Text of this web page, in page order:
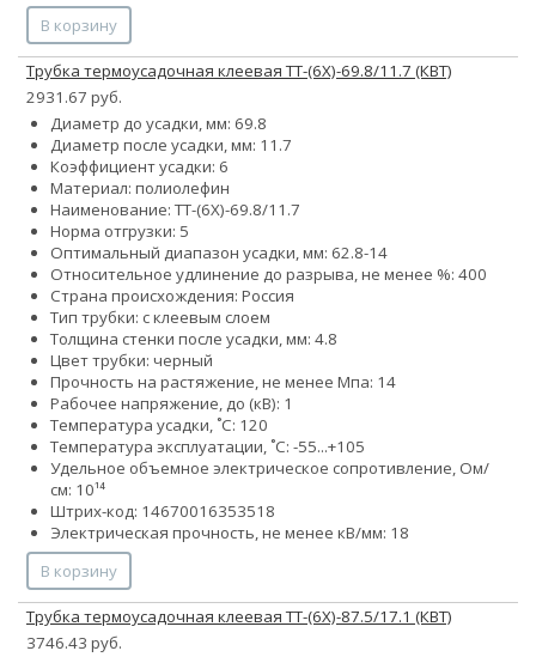
В корзину
Трубка термоусадочная клеевая ТТ-(6Х)-69.8/11.7 (КВТ)
2931.67 руб.
Диаметр до усадки, мм: 69.8
Диаметр после усадки, мм: 11.7
Коэффициент усадки: 6
Материал: полиолефин
Наименование: ТТ-(6Х)-69.8/11.7
Норма отгрузки: 5
Оптимальный диапазон усадки, мм: 62.8-14
Относительное удлинение до разрыва, не менее %: 400
Страна происхождения: Россия
Тип трубки: с клеевым слоем
Толщина стенки после усадки, мм: 4.8
Цвет трубки: черный
Прочность на растяжение, не менее Мпа: 14
Рабочее напряжение, до (кВ): 1
Температура усадки, ˚С: 120
Температура эксплуатации, ˚С: -55...+105
Удельное объемное электрическое сопротивление, Ом/
см: 10¹⁴
Штрих-код: 14670016353518
Электрическая прочность, не менее кВ/мм: 18
В корзину
Трубка термоусадочная клеевая ТТ-(6Х)-87.5/17.1 (КВТ)
3746.43 руб.